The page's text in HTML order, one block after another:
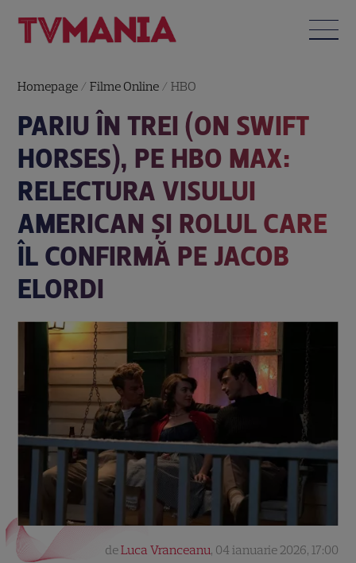
Homepage /Filme Online /HBO
PARIU ÎN TREI (ON SWIFT
HORSES), PE HBO MAX:
RELECTURA VISULUI
AMERICAN ȘI ROLUL CARE
ÎL CONFIRMĂ PE JACOB
ELORDI
deLuca Vranceanu, 04 ianuarie 2026, 17:00